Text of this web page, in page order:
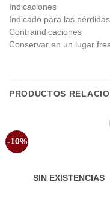
Indicaciones
Indicado para las
Contraindicaciones
Conservar en un lugar
PRODUCTOS
-10%
SIN EXISTENCIAS